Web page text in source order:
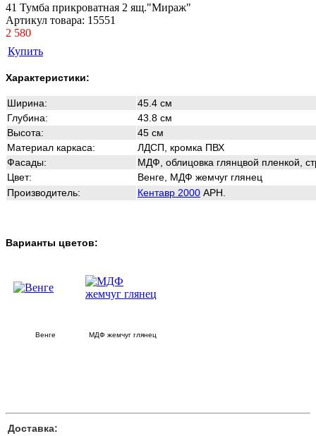
41 Тумба прикроватная 2 ящ."Мираж"
Артикул товара: 15551
2 580
Купить
Характеристики:
Ширина:
45.4 см
Глубина:
43.8 см
Высота:
45 см
Материал каркаса:
ЛДСП, кромка ПВХ
Фасады:
МДФ, облицовка глянцвой пленкой,
Цвет:
Венге, МДФ жемчуг глянец
Производитель:
Кентавр 2000 АРН.
Варианты цветов:
Венге МДФ жемчуг глянец
Доставка: